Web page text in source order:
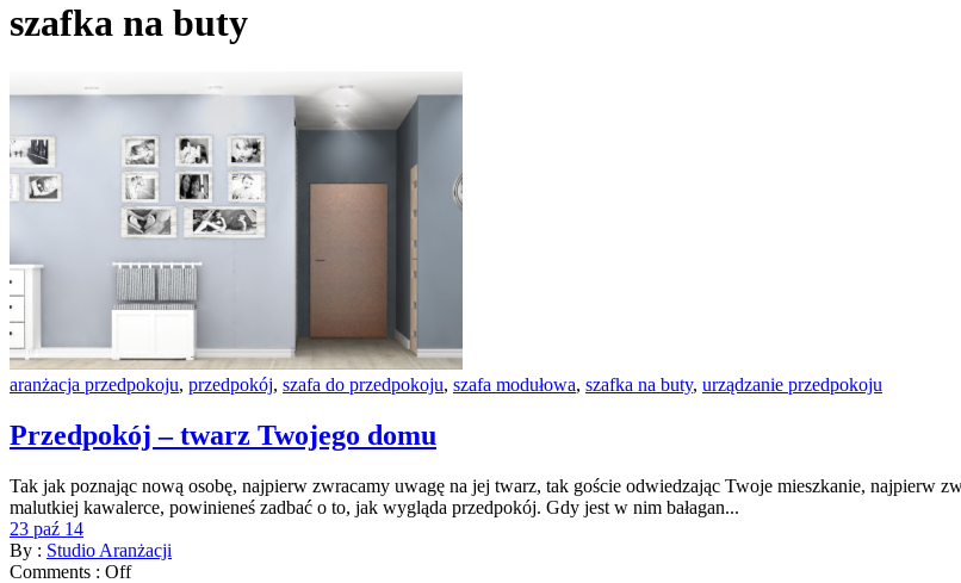
szafka na buty
aranżacja przedpokoju, przedpokój, szafa do przedpokoju, szafa modułowa, szafka na buty, urządzanie przedpokoju
Przedpokój – twarz Twojego domu
Tak jak poznając nową osobę, najpierw zwracamy uwagę na jej twarz, tak goście odwiedzając Twoje mieszkanie, najpierw
malutkiej kawalerce, powinieneś zadbać o to, jak wygląda przedpokój. Gdy jest w nim bałagan...
23 paź 14
By : Studio Aranżacji
Comments : Off